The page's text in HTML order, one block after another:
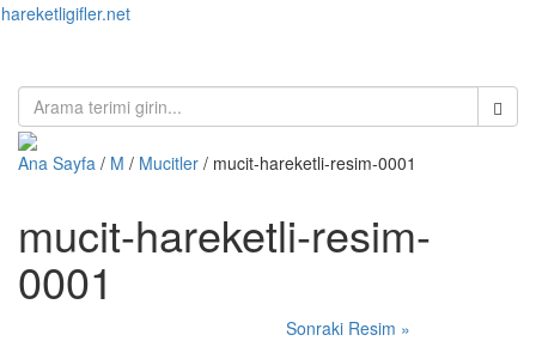
hareketligifler.net
Ana Sayfa / M / Mucitler / mucit-hareketli-resim-0001
mucit-hareketli-resim-
0001
Sonraki Resim »